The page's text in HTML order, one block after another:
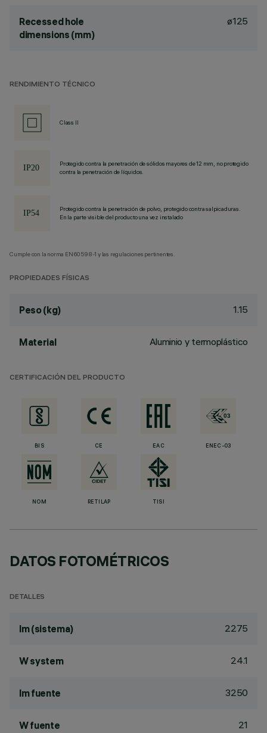
Recessed hole
dimensions (mm)
ø125
RENDIMIENTO TÉCNICO
Class II
Protegido contra la penetración de sólidos mayores de 12 mm, no protegido
contra la penetración de líquidos.
Protegido contra la penetración de polvo, protegido contra salpicaduras.
En la parte visible del producto una vez instalado
Cumple con la norma EN60598-1 y las regulaciones pertinentes.
PROPIEDADES FÍSICAS
Peso (kg) 1.15
Material Aluminio y termoplástico
CERTIFICACIÓN DEL PRODUCTO
BIS CE EAC ENEC-03
NOM RETILAP TISI
DATOS FOTOMÉTRICOS
DETALLES
lm (sistema) 2275
W system 24.1
lm fuente 3250
W fuente 21